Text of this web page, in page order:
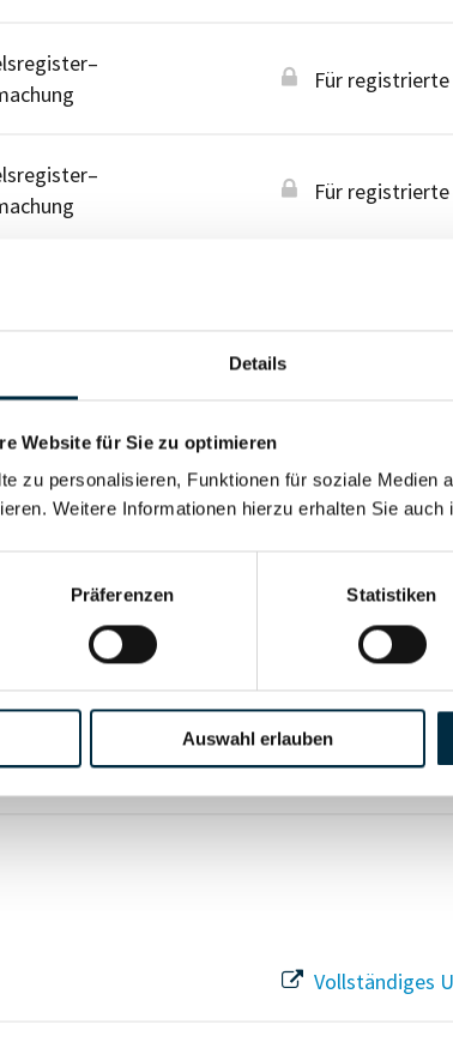
Details
Website für Sie zu optimieren
zu personalisieren, Funktionen für soziale Medien
Weitere Informationen hierzu erhalten Sie auch
Präferenzen Statistiken
Auswahl erlauben
Für
Für
Für
Vollständiges
Vollständiges